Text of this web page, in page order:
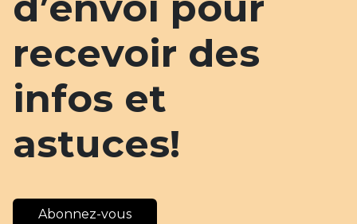
recevoir des
infos et
astuces!
Abonnez-vous